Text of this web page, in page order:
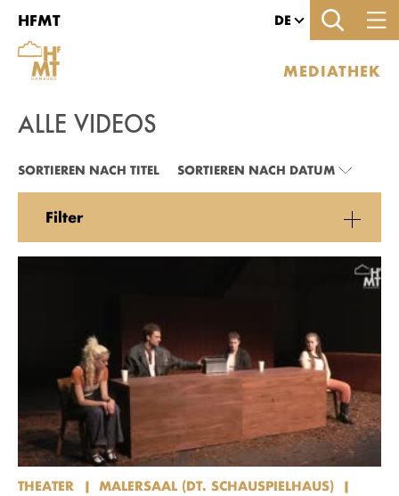
Zu den Filtern
Zur Metanavigation
Zur Hauptnavigation
Zur Suche
Zum Inhalt
Zum Seitenfuss
HFMT DE
MEDIATHEK
ALLE VIDEOS
ALLE VIDEOS
SORTIEREN NACH TITEL SORTIEREN NACH DATUM
Filter
THEATER
MALERSAAL (DT. SCHAUSPIELHAUS)